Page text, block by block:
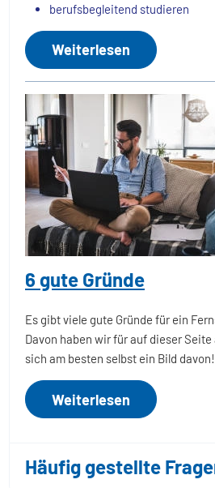
berufsbegleitend studieren
Weiterlesen
6 gute Gründe
Es gibt viele gute Gründe für ein
Davon haben wir für auf dieser
sich am besten selbst ein Bild davon!
Weiterlesen
Häufig gestellte